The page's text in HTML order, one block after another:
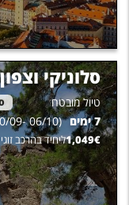
סלוניקי וצפון
טיול מובטח
7ימים (
06/10
-
09
1,049€ ליחיד בהרכב זוגי